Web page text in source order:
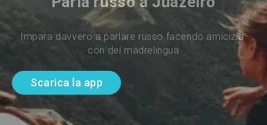
Impara davvero a parlare russo facendo amicizia
con dei madrelingua
Scarica la app